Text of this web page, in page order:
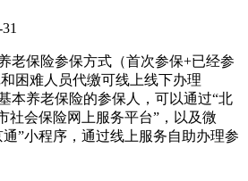
保险参保方式（首次参保+已经参
困难人员代缴可线上线下办理
本养老保险的参保人，可以通过“北
社会保险网上服务平台”，以及微
”小程序，通过线上服务自助办理参